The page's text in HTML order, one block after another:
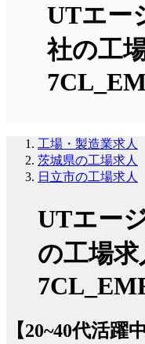
UTエー
社の工
工場・製造業求人
茨城県の工場求人
日立市の工場求人
UTエー
の工場
【20~40代活躍